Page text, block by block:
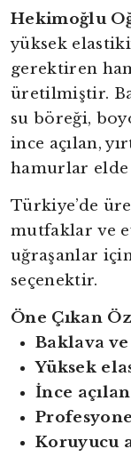
Hekimoğlu
yüksek
gerektiren
üretilmiştir.
su böreği,
ince açılan,
hamurlar elde
Türkiye’de
mutfaklar ve
uğraşanlar
seçenektir.
Öne Çıkan
Baklava
Yüksek
İnce
Koruyucu